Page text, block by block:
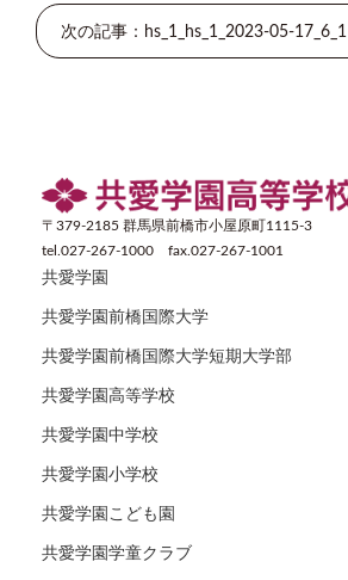
次の記事：hs_1_hs_1_2023-05-17_6_1
〒379-2185 群馬県前橋市小屋原町1115-3
tel.027-267-1000 fax.027-267-1001
共愛学園
共愛学園前橋国際大学
共愛学園前橋国際大学短期大学部
共愛学園高等学校
共愛学園中学校
共愛学園小学校
共愛学園こども園
共愛学園学童クラブ